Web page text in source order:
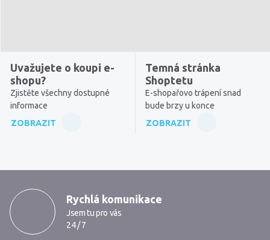
Uvažujete o koupi e-
shopu?
Zjistěte všechny dostupné
informace
ZOBRAZIT
Temná stránka
Shoptetu
E-shopařovo trápení snad
bude brzy u konce
ZOBRAZIT
MarkMedia
Rychlá komunikace
Jsem tu pro vás
24 / 7